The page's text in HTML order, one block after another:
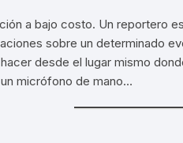
a bajo costo. Un reportero
sobre un determinado
desde el lugar mismo
micrófono de mano…